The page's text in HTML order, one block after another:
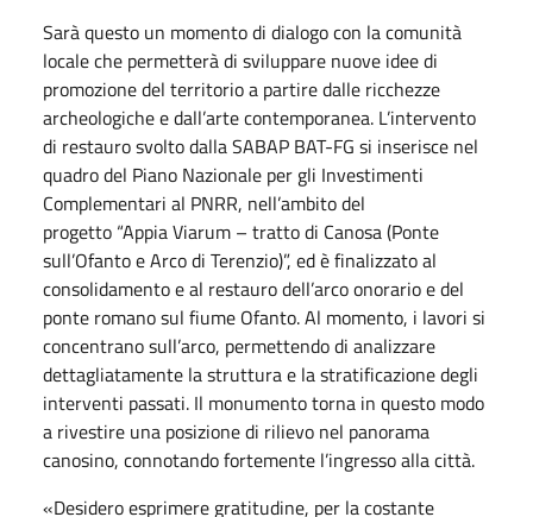
Sarà questo un momento di dialogo con la comunità
locale che permetterà di sviluppare nuove idee di
promozione del territorio a partire dalle ricchezze
archeologiche e dall’arte contemporanea. L’intervento
di restauro svolto dalla SABAP BAT-FG si inserisce nel
quadro del Piano Nazionale per gli Investimenti
Complementari al PNRR, nell’ambito del
progetto “Appia Viarum – tratto di Canosa (Ponte
sull’Ofanto e Arco di Terenzio)”, ed è finalizzato al
consolidamento e al restauro dell’arco onorario e del
ponte romano sul fiume Ofanto. Al momento, i lavori si
concentrano sull’arco, permettendo di analizzare
dettagliatamente la struttura e la stratificazione degli
interventi passati. Il monumento torna in questo modo
a rivestire una posizione di rilievo nel panorama
canosino, connotando fortemente l’ingresso alla città.
«Desidero esprimere gratitudine, per la costante